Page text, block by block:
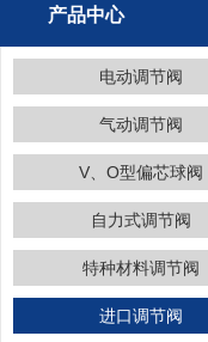
产品中心
电动调节阀
气动调节阀
V、O型偏芯球阀
自力式调节阀
特种材料调节阀
进口调节阀